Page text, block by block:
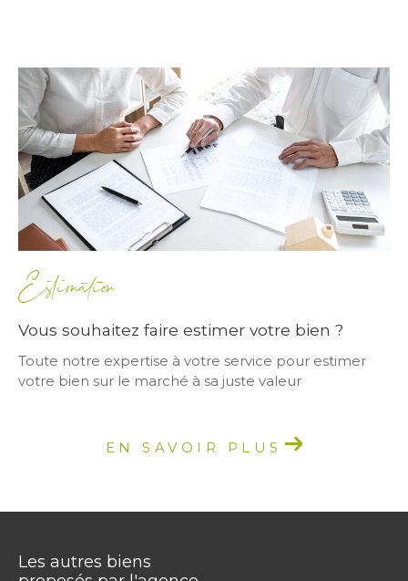
Estimation
Vous souhaitez faire estimer votre bien ?
Toute notre expertise à votre service pour estimer
votre bien sur le marché à sa juste valeur
EN SAVOIR PLUS
Les autres biens